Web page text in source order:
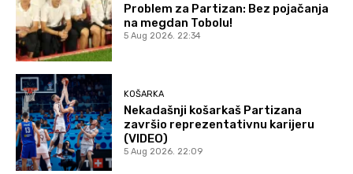
Problem za Partizan: Bez pojačanja
na megdan Tobolu!
5 Aug 2026. 22:34
KOŠARKA
Nekadašnji košarkaš Partizana
završio reprezentativnu karijeru
(VIDEO)
5 Aug 2026. 22:09